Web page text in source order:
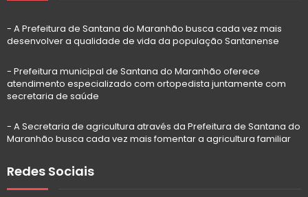
- A Prefeitura de Santana do Maranhão busca cada vez mais
desenvolver a qualidade de vida da população Santanense
- Prefeitura municipal de Santana do Maranhão oferece
atendimento especializado com ortopedista juntamente com
secretaria de saúde
- A Secretaria de agricultura através da Prefeitura de Santana do
Maranhão busca cada vez mais fomentar a agricultura familiar
Redes Sociais